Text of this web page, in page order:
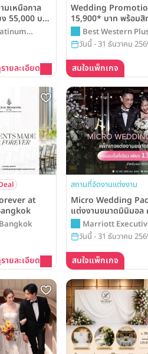
มเหนือกาล
55,000 บาท
ากโรงแรม
ายละเอียด
Wedding
15,900* บาท พร้อม
จากโรงแรม Best
Wanda Grand
Best Western
Hotel
วันนี้ - 31 ธันวาคม
สนใจแพ็กเกจ
at
ายละเอียด
สถานที่จัดงานแต่งงาน
Micro Wedding
แต่งงานขนาดมินิมอล
เพียง 139,999 บาท
Executive
Park Bangkok
Marriott
Sukhumvit Park
วันนี้ - 31 ธันวาคม
สนใจแพ็กเกจ